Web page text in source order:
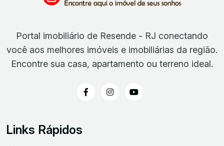
Portal imobiliário de Resende - RJ conectando
você aos melhores imóveis e imobiliárias da região.
Encontre sua casa, apartamento ou terreno ideal.
Links Rápidos